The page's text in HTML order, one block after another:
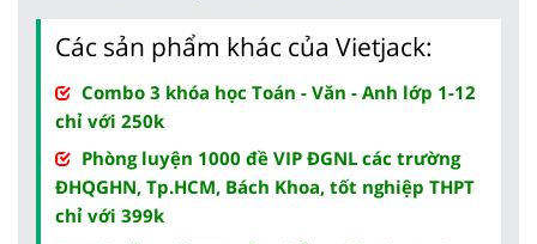
Các sản phẩm khác của Vietjack:
Combo 3 khóa học Toán - Văn - Anh lớp 1-12
chỉ với 250k
Phòng luyện 1000 đề VIP ĐGNL các trường
ĐHQGHN, Tp.HCM, Bách Khoa, tốt nghiệp THPT
chỉ với 399k